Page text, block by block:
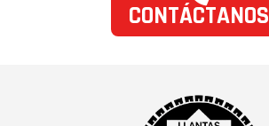
CONTÁCTANOS